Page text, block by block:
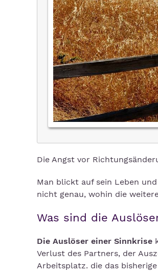
Die Angst vor
Man blickt auf sein Leben
nicht genau, wohin die
Was sind die
Die Auslöser einer Sinnkrise
Verlust des Partners, der
Arbeitsplatz. die das